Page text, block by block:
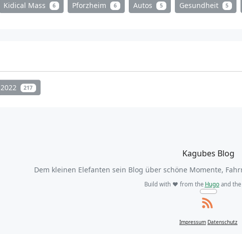
Kidical Mass 6 Pforzheim 6 Autos 5 Gesundheit 5
2022 217
Kagubes Blog
Dem kleinen Elefanten sein Blog über schöne Momente,
Build with ❤️ from the Hugoand the
Impressum Datenschutz